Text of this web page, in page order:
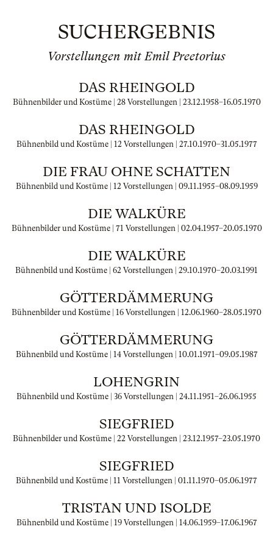
SUCHERGEBNIS
Vorstellungen mit Emil Preetorius
DAS RHEINGOLD
Bühnenbilder und Kostüme | 28 Vorstellungen | 23.12.1958–16.05.1970
DAS RHEINGOLD
Bühnenbild und Kostüme | 12 Vorstellungen | 27.10.1970–31.05.1977
DIE FRAU OHNE SCHATTEN
Bühnenbild und Kostüme | 12 Vorstellungen | 09.11.1955–08.09.1959
DIE WALKÜRE
Bühnenbilder und Kostüme | 71 Vorstellungen | 02.04.1957–20.05.1970
DIE WALKÜRE
Bühnenbild und Kostüme | 62 Vorstellungen | 29.10.1970–20.03.1991
GÖTTERDÄMMERUNG
Bühnenbilder und Kostüme | 16 Vorstellungen | 12.06.1960–28.05.1970
GÖTTERDÄMMERUNG
Bühnenbild und Kostüme | 14 Vorstellungen | 10.01.1971–09.05.1987
LOHENGRIN
Bühnenbild und Kostüme | 36 Vorstellungen | 24.11.1951–26.06.1955
SIEGFRIED
Bühnenbilder und Kostüme | 22 Vorstellungen | 23.12.1957–23.05.1970
SIEGFRIED
Bühnenbild und Kostüme | 11 Vorstellungen | 01.11.1970–05.06.1977
TRISTAN UND ISOLDE
Bühnenbild und Kostüme | 19 Vorstellungen | 14.06.1959–17.06.1967